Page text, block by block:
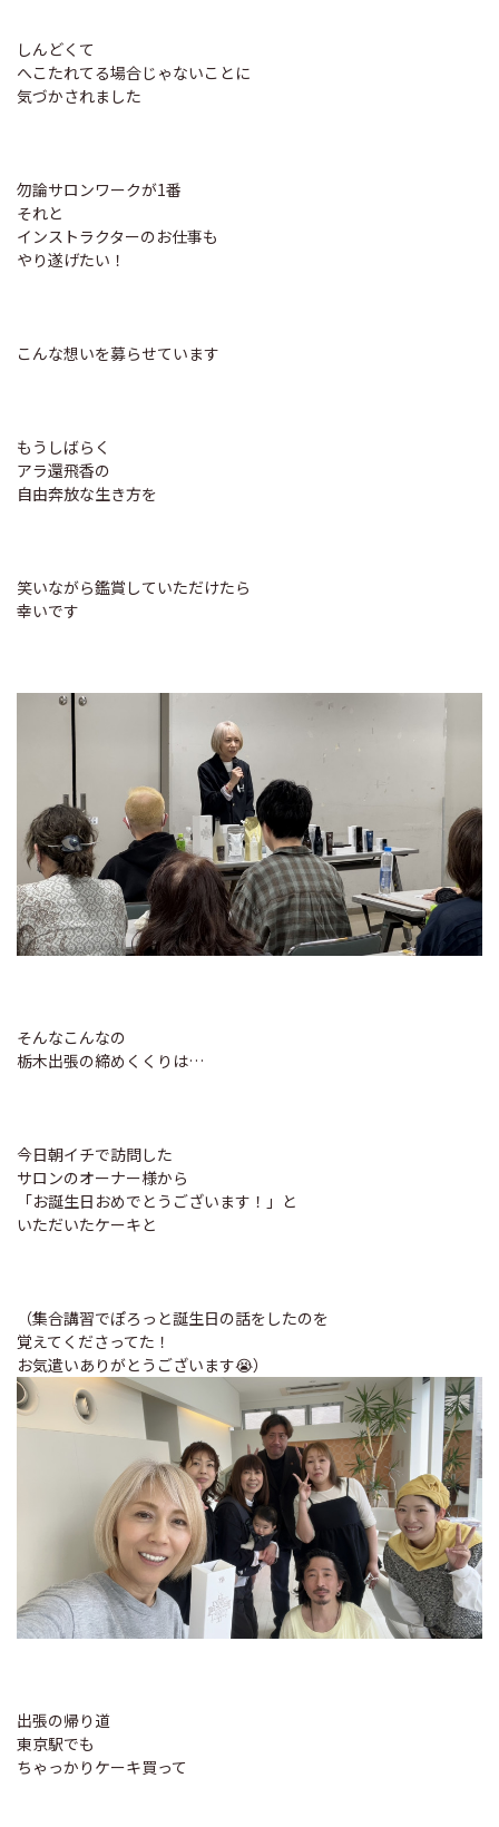
しんどくて
へこたれてる場合じゃないことに
気づかされました
勿論サロンワークが1番
それと
インストラクターのお仕事も
やり遂げたい！
こんな想いを募らせています
もうしばらく
アラ還飛香の
自由奔放な生き方を
笑いながら鑑賞していただけたら
幸いです
そんなこんなの
栃木出張の締めくくりは…
今日朝イチで訪問した
サロンのオーナー様から
「お誕生日おめでとうございます！」と
いただいたケーキと
（集合講習でぽろっと誕生日の話をしたのを
覚えてくださってた！
お気遣いありがとうございます😭）
出張の帰り道
東京駅でも
ちゃっかりケーキ買って